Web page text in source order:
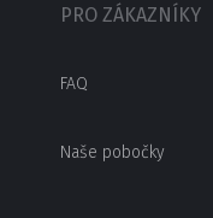
PRO ZÁKAZNÍKY
FAQ
Naše pobočky